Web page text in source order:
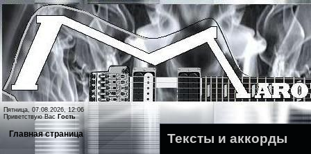
Пятница, 07.08.2026, 12:06
Приветствую Вас Гость
Главная страница Тексты и аккорды